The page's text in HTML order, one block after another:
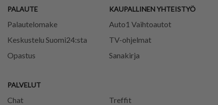
PALAUTE
Palautelomake
Keskustelu Suomi24:sta
Opastus
PALVELUT
Chat
Treffit
KAUPALLINEN YHTEISTYÖ
Auto1 Vaihtoautot
TV-ohjelmat
Sanakirja